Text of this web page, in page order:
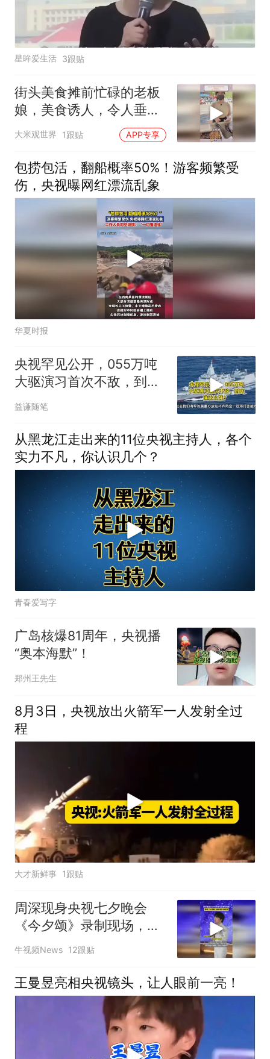
星眸爱生活 3跟贴
街头美食摊前忙碌的老板
娘，美食诱人，令人垂涎
三尺
大米观世界 1跟贴 APP专享
包捞包活，翻船概率50%！游客频繁受
伤，央视曝网红漂流乱象
华夏时报
央视罕见公开，055万吨
大驱演习首次不敌，到底
谁这么强？
益谦随笔
从黑龙江走出来的11位央视主持人，各个
实力不凡，你认识几个？
青春爱写字
广岛核爆81周年，央视播
“奥本海默”！
郑州王先生
8月3日，央视放出火箭军一人发射全过
程
大才新鲜事 1跟贴
周深现身央视七夕晚会
《今夕颂》录制现场，全
开麦演唱、高温下反复打
牛视频News 12跟贴
王曼昱亮相央视镜头，让人眼前一亮！